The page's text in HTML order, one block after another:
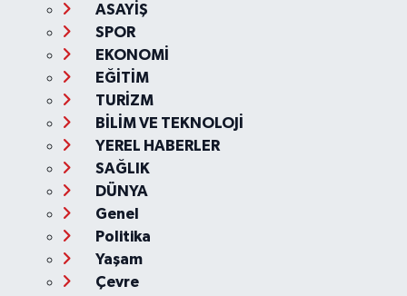
ASAYİŞ
SPOR
EKONOMİ
EĞİTİM
TURİZM
BİLİM VE TEKNOLOJİ
YEREL HABERLER
SAĞLIK
DÜNYA
Genel
Politika
Yaşam
Çevre